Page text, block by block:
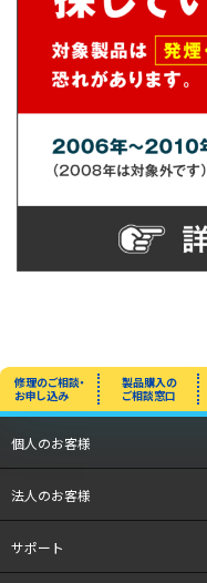
修理のご相談・
お申し込み
製品購入の
ご相談窓口
個人のお客様
法人のお客様
サポート